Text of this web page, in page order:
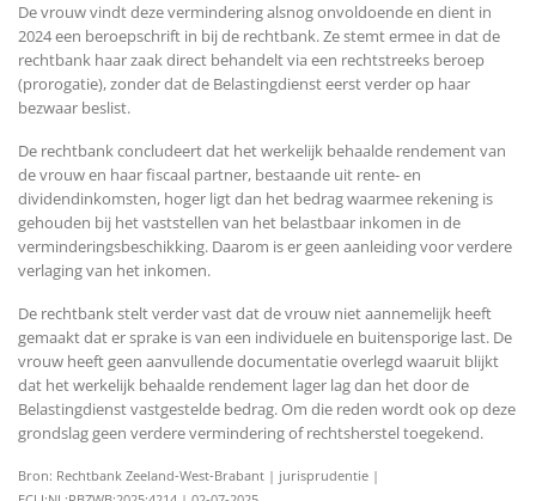
De vrouw vindt deze vermindering alsnog onvoldoende en dient in
2024 een beroepschrift in bij de rechtbank. Ze stemt ermee in dat de
rechtbank haar zaak direct behandelt via een rechtstreeks beroep
(prorogatie), zonder dat de Belastingdienst eerst verder op haar
bezwaar beslist.
De rechtbank concludeert dat het werkelijk behaalde rendement van
de vrouw en haar fiscaal partner, bestaande uit rente- en
dividendinkomsten, hoger ligt dan het bedrag waarmee rekening is
gehouden bij het vaststellen van het belastbaar inkomen in de
verminderingsbeschikking. Daarom is er geen aanleiding voor verdere
verlaging van het inkomen.
De rechtbank stelt verder vast dat de vrouw niet aannemelijk heeft
gemaakt dat er sprake is van een individuele en buitensporige last. De
vrouw heeft geen aanvullende documentatie overlegd waaruit blijkt
dat het werkelijk behaalde rendement lager lag dan het door de
Belastingdienst vastgestelde bedrag. Om die reden wordt ook op deze
grondslag geen verdere vermindering of rechtsherstel toegekend.
Bron: Rechtbank Zeeland-West-Brabant | jurisprudentie |